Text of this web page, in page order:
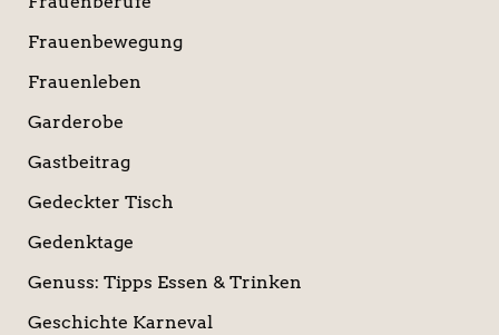
Frauenbewegung
Frauenleben
Garderobe
Gastbeitrag
Gedeckter Tisch
Gedenktage
Genuss: Tipps Essen & Trinken
Geschichte Karneval